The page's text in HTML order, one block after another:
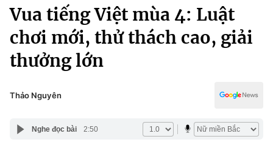
Chuyên mục
Chính trị
Xã hội
Pháp luật
Y tế
Kinh tế
Thể thao
Truyền hình
Văn hóa - Giải trí
Công nghệ
Vua tiếng Việt mùa 4: Luật
chơi mới, thử thách cao, giải
thưởng lớn
Thảo Nguyên
Nghe đọc bài 2:50